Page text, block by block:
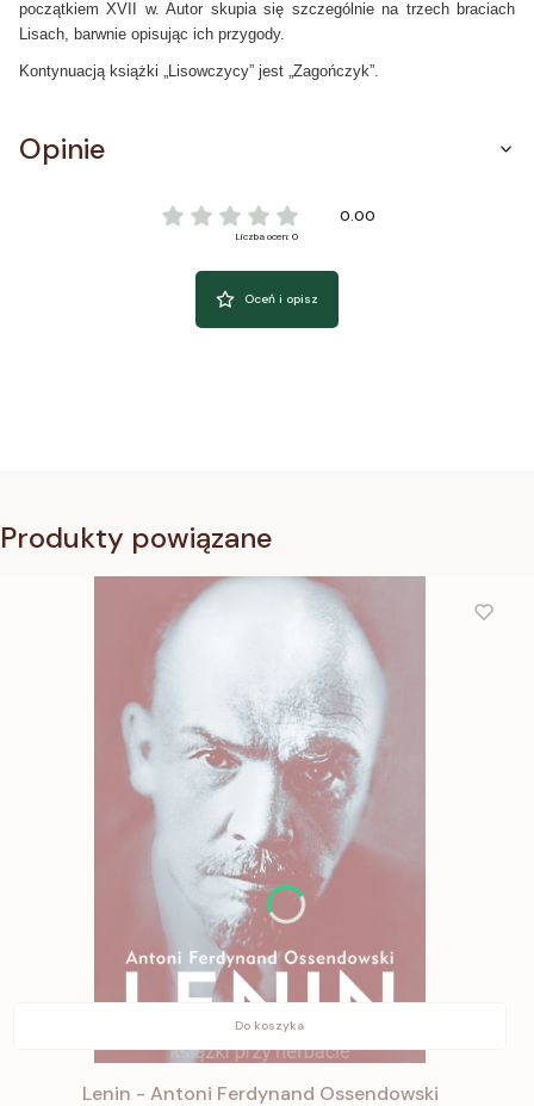
początkiem XVII w. Autor skupia się szczególnie na trzech braciach
Lisach, barwnie opisując ich przygody.
Kontynuacją książki „Lisowczycy” jest „Zagończyk”.
Opinie
0.00
Liczba ocen: 0
Oceń i opisz
Produkty powiązane
Do koszyka
Lenin - Antoni Ferdynand Ossendowski